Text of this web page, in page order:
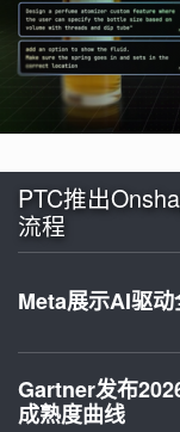
PTC推出
流程
Meta展示AI驱
Gartner发布
成熟度曲线